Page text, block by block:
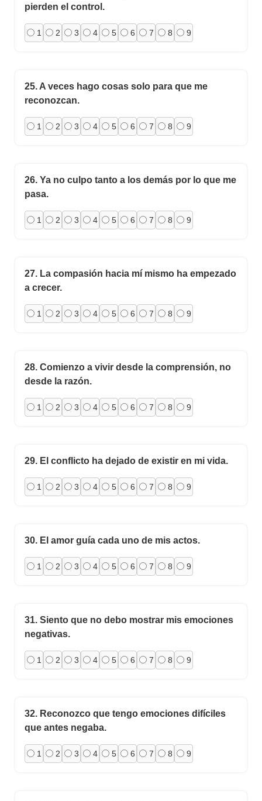
pierden el control.
1 2 3 4 5 6 7 8 9
25. A veces hago cosas solo para que me
reconozcan.
1 2 3 4 5 6 7 8 9
26. Ya no culpo tanto a los demás por lo que me
pasa.
1 2 3 4 5 6 7 8 9
27. La compasión hacia mí mismo ha empezado
a crecer.
1 2 3 4 5 6 7 8 9
28. Comienzo a vivir desde la comprensión, no
desde la razón.
1 2 3 4 5 6 7 8 9
29. El conflicto ha dejado de existir en mi vida.
1 2 3 4 5 6 7 8 9
30. El amor guía cada uno de mis actos.
1 2 3 4 5 6 7 8 9
31. Siento que no debo mostrar mis emociones
negativas.
1 2 3 4 5 6 7 8 9
32. Reconozco que tengo emociones difíciles
que antes negaba.
1 2 3 4 5 6 7 8 9